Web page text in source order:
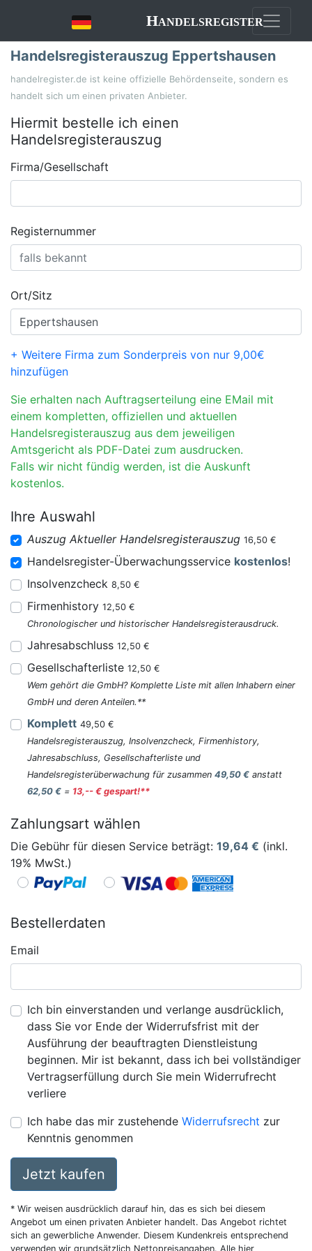
Handelsregister
Handelsregisterauszug Eppertshausen
handelregister.de ist keine offizielle Behördenseite, sondern es
handelt sich um einen privaten Anbieter.
Hiermit bestelle ich einen
Handelsregisterauszug
Firma/Gesellschaft
Registernummer
Ort/Sitz
+ Weitere Firma zum Sonderpreis von nur 9,00€
hinzufügen
Sie erhalten nach Auftragserteilung eine EMail mit
einem kompletten, offiziellen und aktuellen
Handelsregisterauszug aus dem jeweiligen
Amtsgericht als PDF-Datei zum ausdrucken.
Falls wir nicht fündig werden, ist die Auskunft
kostenlos.
Ihre Auswahl
Auszug Aktueller Handelsregisterauszug 16,50 €
Handelsregister-Überwachungsservice kostenlos!
Insolvenzcheck 8,50 €
Firmenhistory 12,50 €
Chronologischer und historischer Handelsregisterausdruck.
Jahresabschluss 12,50 €
Gesellschafterliste 12,50 €
Wem gehört die GmbH? Komplette Liste mit allen Inhabern einer
GmbH und deren Anteilen.**
Komplett 49,50 €
Handelsregisterauszug, Insolvenzcheck, Firmenhistory,
Jahresabschluss, Gesellschafterliste und
Handelsregisterüberwachung für zusammen 49,50 € anstatt
62,50 € = 13,-- € gespart!**
Zahlungsart wählen
Die Gebühr für diesen Service beträgt: 19,64 € (inkl.
19% MwSt.)
Bestellerdaten
Email
Ich bin einverstanden und verlange ausdrücklich,
dass Sie vor Ende der Widerrufsfrist mit der
Ausführung der beauftragten Dienstleistung
beginnen. Mir ist bekannt, dass ich bei vollständiger
Vertragserfüllung durch Sie mein Widerrufrecht
verliere
Ich habe das mir zustehende Widerrufsrecht zur
Kenntnis genommen
Jetzt kaufen
* Wir weisen ausdrücklich darauf hin, das es sich bei diesem
Angebot um einen privaten Anbieter handelt. Das Angebot richtet
sich an gewerbliche Anwender. Diesem Kundenkreis entsprechend
verwenden wir grundsätzlich Nettopreisangaben. Alle hier